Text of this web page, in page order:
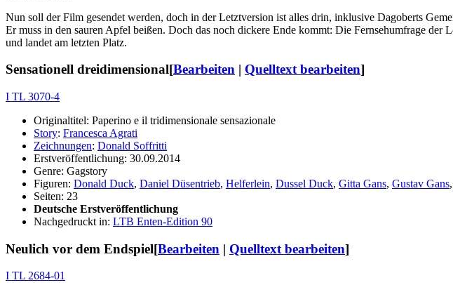
Nun soll der Film gesendet werden, doch in der Letztversion ist alles drin, inklusive Dagoberts
Er muss in den sauren Apfel beißen. Doch das noch dickere Ende kommt: Die Fernsehumfrage
und landet am letzten Platz.
Sensationell dreidimensional[Bearbeiten | Quelltext bearbeiten]
I TL 3070-4
Originaltitel: Paperino e il tridimensionale sensazionale
Story: Francesca Agrati
Zeichnungen: Donald Soffritti
Erstveröffentlichung: 30.09.2014
Genre: Gagstory
Figuren: Donald Duck, Daniel Düsentrieb, Helferlein, Dussel Duck, Gitta Gans, Gustav Gans,
Seiten: 23
Deutsche Erstveröffentlichung
Nachgedruckt in: LTB Enten-Edition 90
Neulich vor dem Endspiel[Bearbeiten | Quelltext bearbeiten]
I TL 2684-01